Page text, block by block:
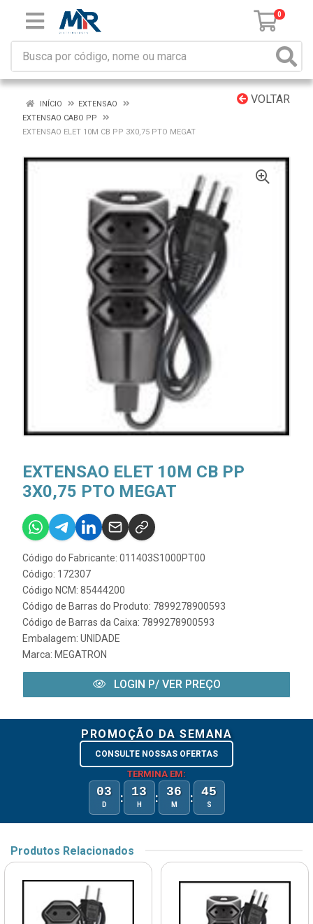
0
VOLTAR
INÍCIO
EXTENSAO
EXTENSAO CABO PP
EXTENSAO ELET 10M CB PP 3X0,75 PTO MEGAT
EXTENSAO ELET 10M CB PP
3X0,75 PTO MEGAT
Código do Fabricante: 011403S1000PT00
Código: 172307
Código NCM: 85444200
Código de Barras do Produto: 7899278900593
Código de Barras da Caixa: 7899278900593
Embalagem: UNIDADE
Marca: MEGATRON
LOGIN P/ VER PREÇO
PROMOÇÃO DA SEMANA
CONSULTE NOSSAS OFERTAS
TERMINA EM:
03
D : 13
H : 36
M : 45
S
Produtos Relacionados